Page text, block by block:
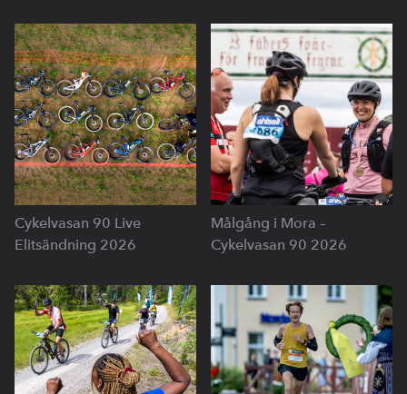
Cykelvasan 90 Live
Elitsändning 2026
Målgång i Mora –
Cykelvasan 90 2026